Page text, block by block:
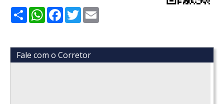
ShareWhatsApp
Facebook
Twitter
Fale com o Corretor